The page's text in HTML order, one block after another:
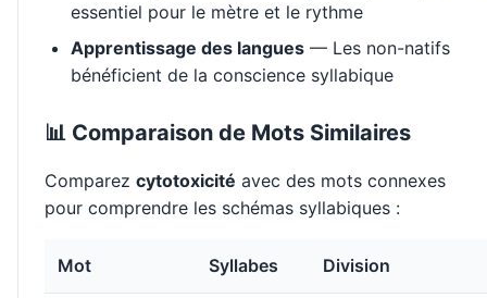
essentiel pour le mètre et le rythme
Apprentissage des langues — Les non-natifs
bénéficient de la conscience syllabique
📊 Comparaison de Mots Similaires
Comparez cytotoxicité avec des mots connexes
pour comprendre les schémas syllabiques :
Mot Syllabes Division